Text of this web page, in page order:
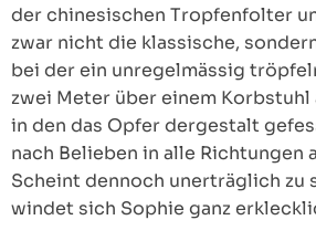
der chinesischen Tropfenfolter
zwar nicht die klassische,
bei der ein unregelmässig
zwei Meter über einem
in den das Opfer dergestalt
nach Belieben in alle Richtungen
Scheint dennoch unerträglich zu
windet sich Sophie ganz